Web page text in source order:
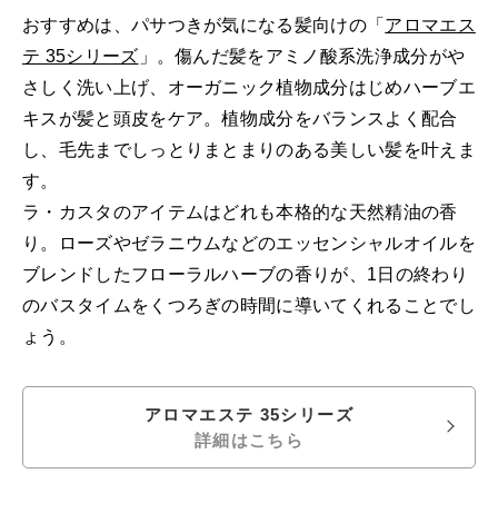
おすすめは、パサつきが気になる髪向けの「 アロマエス
テ 35シリーズ 」。傷んだ髪をアミノ酸系洗浄成分がや
さしく洗い上げ、オーガニック植物成分はじめハーブエ
キスが髪と頭皮をケア。植物成分をバランスよく配合
し、毛先までしっとりまとまりのある美しい髪を叶えま
す。
ラ・カスタのアイテムはどれも本格的な天然精油の香
り。ローズやゼラニウムなどのエッセンシャルオイルを
ブレンドしたフローラルハーブの香りが、1日の終わり
のバスタイムをくつろぎの時間に導いてくれることでし
ょう。
アロマエステ 35シリーズ
詳細はこちら